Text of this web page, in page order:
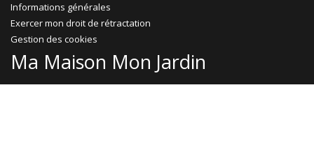
Informations générales
Exercer mon droit de rétractation
Gestion des cookies
Ma Maison Mon Jardin